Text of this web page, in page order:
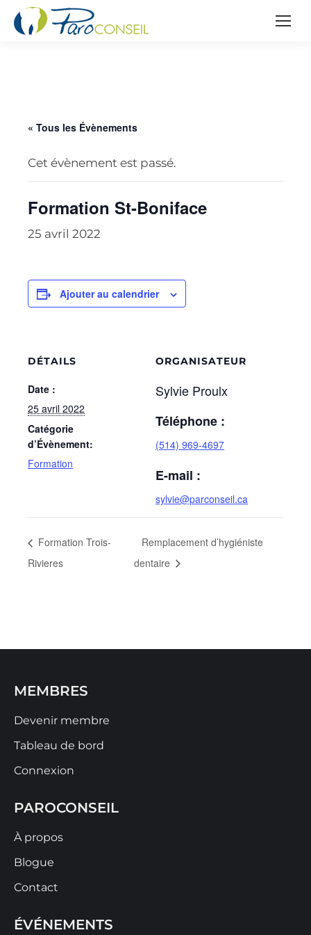
« Tous les Évènements
Cet évènement est passé.
Formation St-Boniface
25 avril 2022
Ajouter au calendrier
DÉTAILS
Date :
25 avril 2022
Catégorie
d’Évènement:
Formation
ORGANISATEUR
Sylvie Proulx
Téléphone :
(514) 969-4697
E-mail :
sylvie@parconseil.ca
Formation Trois-
Rivieres
Remplacement d’hygiéniste
dentaire
MEMBRES
Devenir membre
Tableau de bord
Connexion
PAROCONSEIL
À propos
Blogue
Contact
ÉVÉNEMENTS